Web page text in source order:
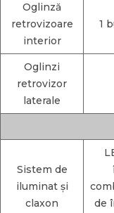
Oglinză
retrovizoare
interior
1
Oglinzi
retrovizor
laterale
Sistem de
iluminat și
claxon
de